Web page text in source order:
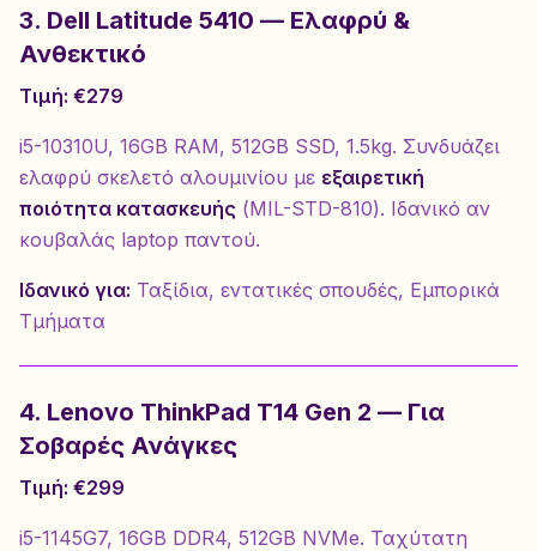
3. Dell Latitude 5410 — Ελαφρύ &
Ανθεκτικό
Τιμή: €279
i5-10310U, 16GB RAM, 512GB SSD, 1.5kg. Συνδυάζει
ελαφρύ σκελετό αλουμινίου με εξαιρετική
ποιότητα κατασκευής (MIL-STD-810). Ιδανικό αν
κουβαλάς laptop παντού.
Ιδανικό για: Ταξίδια, εντατικές σπουδές, Εμπορικά
Τμήματα
4. Lenovo ThinkPad T14 Gen 2 — Για
Σοβαρές Ανάγκες
Τιμή: €299
i5-1145G7, 16GB DDR4, 512GB NVMe. Ταχύτατη